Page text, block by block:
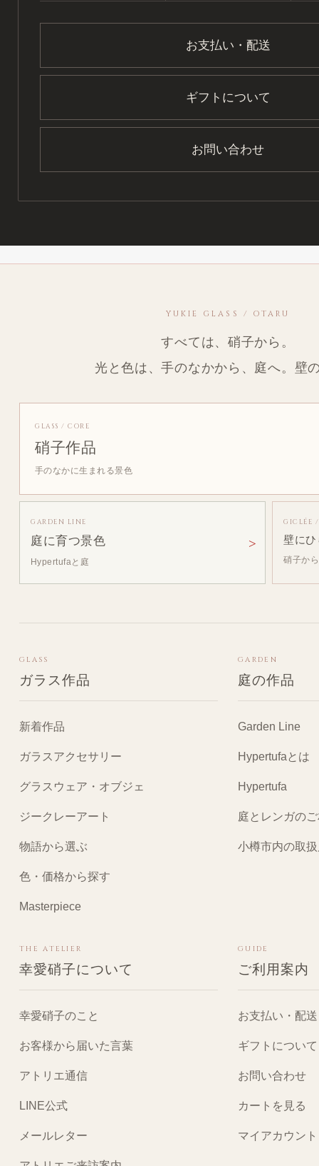
お支払い・配送
ギフトについて
お問い合わせ
YUKIE GLASS / OTARU
すべては、硝子から。
光と色は、手のなかから、庭へ。壁
GLASS / CORE
硝子作品
手のなかに生まれる景色
GARDEN LINE
庭に育つ景色
Hypertufaと庭
GICLÉE /
壁にひ
硝子か
GLASS
ガラス作品
新着作品
ガラスアクセサリー
グラスウェア・オブジェ
ジークレーアート
物語から選ぶ
色・価格から探す
Masterpiece
GARDEN
庭の作品
Garden Line
Hypertufaとは
Hypertufa
庭とレンガの
小樽市内の取
THE ATELIER
幸愛硝子について
幸愛硝子のこと
お客様から届いた言葉
アトリエ通信
LINE公式
メールレター
GUIDE
ご利用案内
お支払い・配送
ギフトについて
お問い合わせ
カートを見る
マイアカウント